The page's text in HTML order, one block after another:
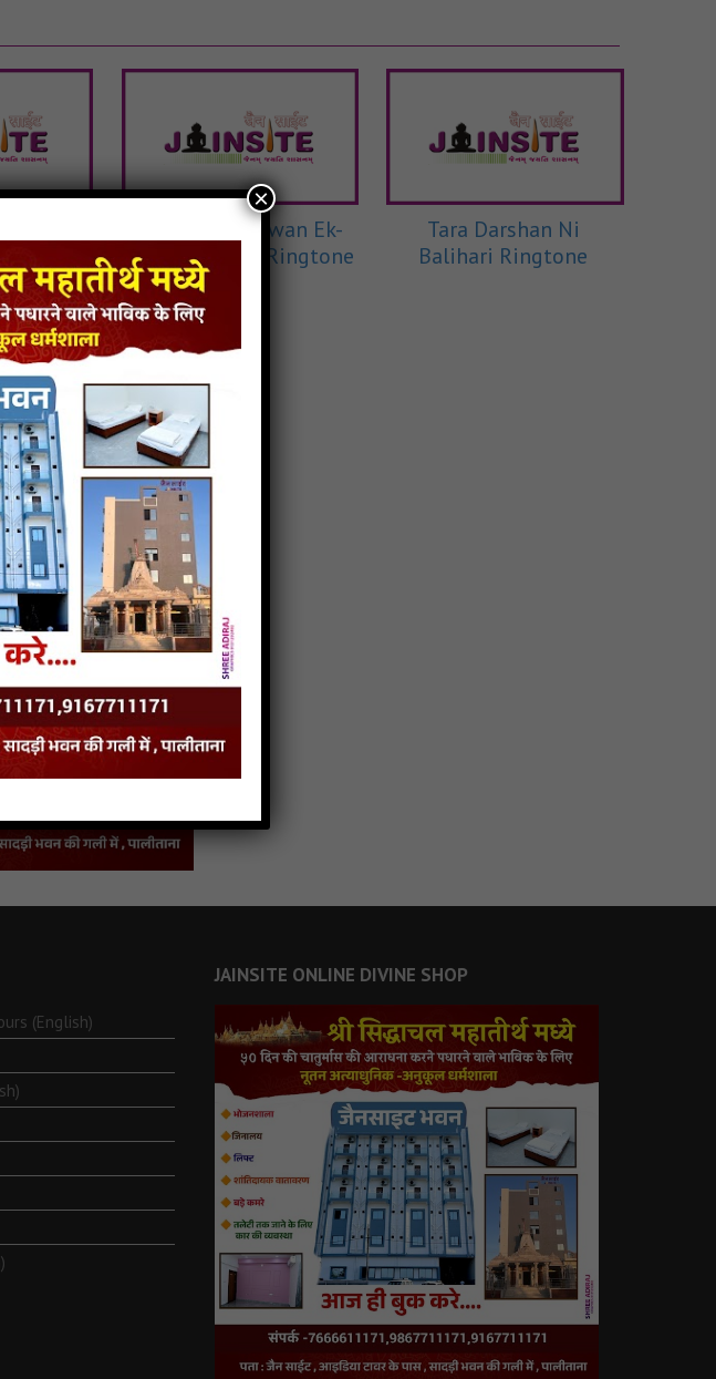
Tu Mane Bhagwan Ek-
Vardan-Api-De Ringtone
Tara Darshan Ni
Balihari Ringtone
(English)
JAINSITE ONLINE DIVINE SHOP
×